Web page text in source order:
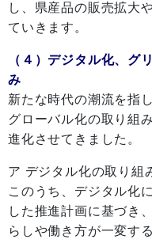
し、県産品の販売拡大
ていきます。
（４）デジタル化、グ
み
新たな時代の潮流を指
グローバル化の取り組
進化させてきました。
ア デジタル化の取り組
このうち、デジタル化
した推進計画に基づき
らしや働き方が一変す